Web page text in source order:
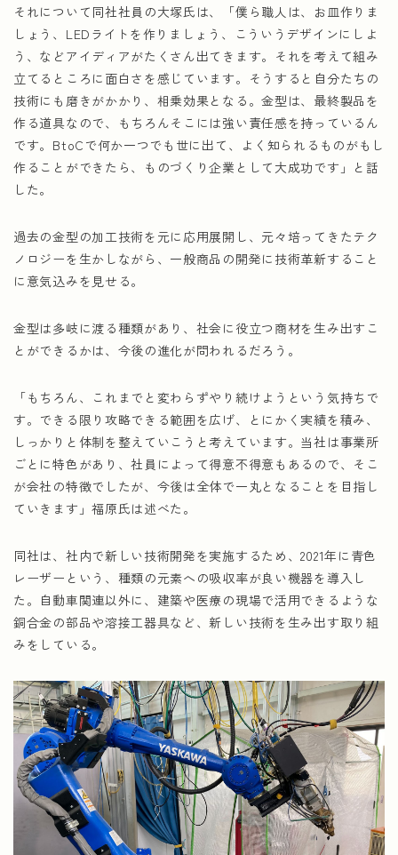
それについて同社社員の大塚氏は、「僕ら職人は、お皿作りま
しょう、LEDライトを作りましょう、こういうデザインにしよ
う、などアイディアがたくさん出てきます。それを考えて組み
立てるところに面白さを感じています。そうすると自分たちの
技術にも磨きがかかり、相乗効果となる。金型は、最終製品を
作る道具なので、もちろんそこには強い責任感を持っているん
です。BtoCで何か一つでも世に出て、よく知られるものがもし
作ることができたら、ものづくり企業として大成功です」と話
した。
過去の金型の加工技術を元に応用展開し、元々培ってきたテク
ノロジーを生かしながら、一般商品の開発に技術革新すること
に意気込みを見せる。
金型は多岐に渡る種類があり、社会に役立つ商材を生み出すこ
とができるかは、今後の進化が問われるだろう。
「もちろん、これまでと変わらずやり続けようという気持ちで
す。できる限り攻略できる範囲を広げ、とにかく実績を積み、
しっかりと体制を整えていこうと考えています。当社は事業所
ごとに特色があり、社員によって得意不得意もあるので、そこ
が会社の特徴でしたが、今後は全体で一丸となることを目指し
ていきます」福原氏は述べた。
同社は、社内で新しい技術開発を実施するため、2021年に青色
レーザーという、種類の元素への吸収率が良い機器を導入し
た。自動車関連以外に、建築や医療の現場で活用できるような
銅合金の部品や溶接工器具など、新しい技術を生み出す取り組
みをしている。